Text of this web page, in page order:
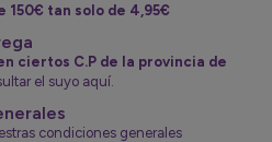
150€ tan solo de 4,95€
ciertos C.P de la provincia de
el suyo aquí.
condiciones generales